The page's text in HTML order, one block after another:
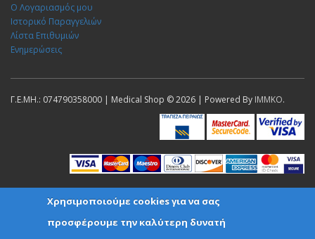
Ο Λογαριασμός μου
Ιστορικό Παραγγελιών
Λίστα Επιθυμιών
Ενημερώσεις
Γ.Ε.ΜΗ.: 074790358000 | Medical Shop © 2026 | Powered By IMMKO.
Χρησιμοποιούμε cookies για να σας
προσφέρουμε την καλύτερη δυνατή